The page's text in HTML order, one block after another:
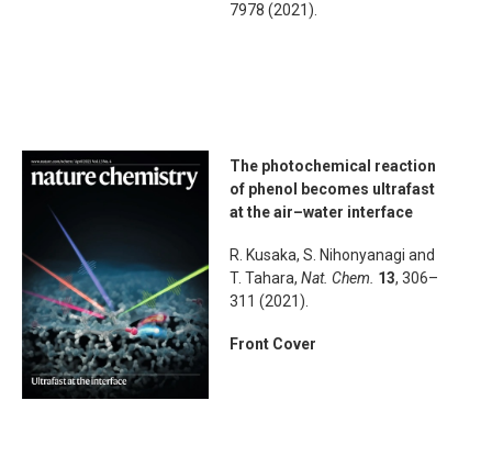
7978 (2021).
The photochemical reaction
of phenol becomes ultrafast
at the air–water interface
R. Kusaka, S. Nihonyanagi and
T. Tahara, Nat. Chem. 13, 306–
311 (2021).
Front Cover